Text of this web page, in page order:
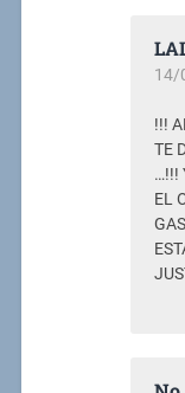
14/
!!!
TE
…!!!
EL